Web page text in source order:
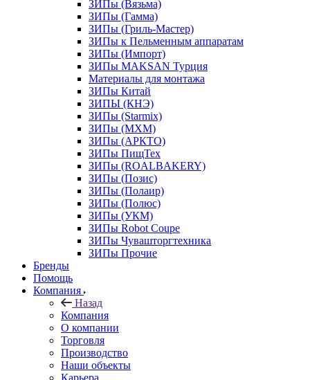
ЗИПы (Вязьма)
ЗИПы (Гамма)
ЗИПы (Гриль-Мастер)
ЗИПы к Пельменным аппаратам
ЗИПы (Импорт)
ЗИПы MAKSAN Турция
Материалы для монтажа
ЗИПы Китай
ЗИПЫ (КНЭ)
ЗИПы (Starmix)
ЗИПы (МХМ)
ЗИПы (АРКТО)
ЗИПы ПищТех
ЗИПы (ROALBAKERY)
ЗИПы (Позис)
ЗИПы (Полаир)
ЗИПы (Полюс)
ЗИПы (УКМ)
ЗИПы Robot Coupe
ЗИПы Чувашторгтехника
ЗИПы Прочие
Бренды
Помощь
Компания
Назад
Компания
О компании
Торговля
Производство
Наши объекты
Карьера